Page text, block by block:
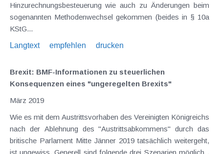
Hinzurechnungsbesteuerung wie auch zu Änderungen beim
sogenannten Methodenwechsel gekommen (beides in § 10a
KStG...
Langtext
empfehlen drucken
Brexit: BMF-Informationen zu steuerlichen
Konsequenzen eines "ungeregelten Brexits"
März 2019
Wie es mit dem Austrittsvorhaben des Vereinigten Königreichs
nach der Ablehnung des "Austrittsabkommens" durch das
britische Parlament Mitte Jänner 2019 tatsächlich weitergeht,
ist ungewiss. Generell sind folgende drei Szenarien möglich .